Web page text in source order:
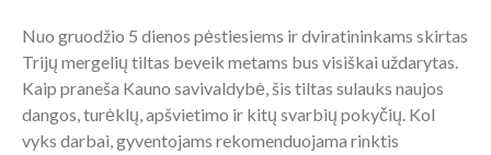
Nuo gruodžio 5 dienos pėstiesiems ir dviratininkams skirtas
Trijų mergelių tiltas beveik metams bus visiškai uždarytas.
Kaip praneša Kauno savivaldybė, šis tiltas sulauks naujos
dangos, turėklų, apšvietimo ir kitų svarbių pokyčių. Kol
vyks darbai, gyventojams rekomenduojama rinktis